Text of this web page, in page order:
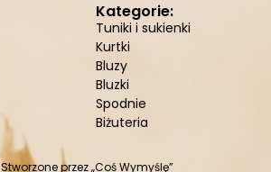
Kategorie:
Tuniki i sukienki
Kurtki
Bluzy
Bluzki
Spodnie
Biżuteria
Stworzone przez„Coś Wymyślę”